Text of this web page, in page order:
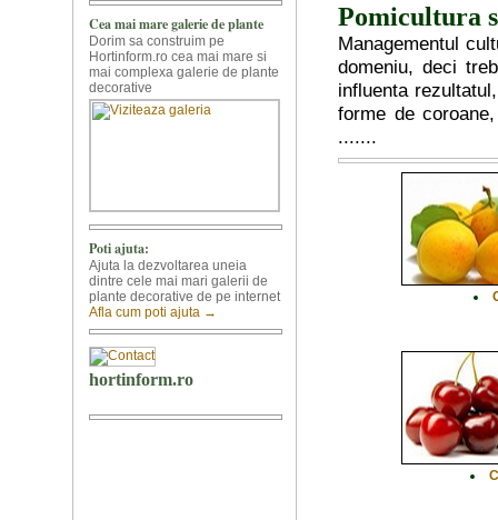
Pomicultura
Managementul
domeniu, deci
influenta
forme de
.......